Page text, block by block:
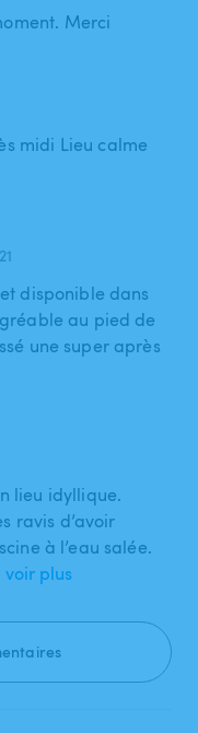
Merci
midi Lieu calme
disponible dans
au pied de
une super après
lieu idyllique.
ravis d’avoir
à l’eau salée.
voir plus